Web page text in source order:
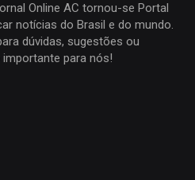
Online AC tornou-se Portal
notícias do Brasil e do mundo.
dúvidas, sugestões ou
para nós!